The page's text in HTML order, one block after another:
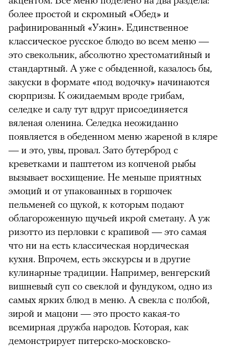
более простой и скромный «Обед» и
рафинированный «Ужин». Единственное
классическое русское блюдо во всем меню —
это свекольник, абсолютно хрестоматийный и
стандартный. А уже с обыденной, казалось бы,
закуски в формате «под водочку» начинаются
сюрпризы. К ожидаемым вроде грибам,
селедке и салу тут вдруг присоединяется
вяленая оленина. Селедка неожиданно
появляется в обеденном меню жареной в кляре
— и это, увы, провал. Зато бутерброд с
креветками и паштетом из копченой рыбы
вызывает восхищение. Не меньше приятных
эмоций и от упакованных в горшочек
пельменей со щукой, к которым подают
облагороженную щучьей икрой сметану. А уж
ризотто из перловки с крапивой — это самая
что ни на есть классическая нордическая
кухня. Впрочем, есть экскурсы и в другие
кулинарные традиции. Например, венгерский
вишневый суп со свеклой и фундуком, одно из
самых ярких блюд в меню. А свекла с полбой,
зирой и мацони — это просто какая-то
всемирная дружба народов. Которая, как
демонстрирует питерско-московско-